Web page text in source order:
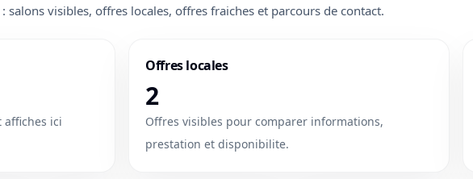
visibles, offres locales, offres fraiches et parcours de contact.
affiches ici
Offres locales
2
Offres visibles pour comparer informations,
prestation et disponibilite.